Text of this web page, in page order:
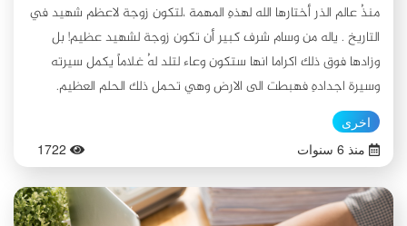
منذُ عالم الذر أختارها الله لهذهِ المهمة ،لتكون زوجة لاعظم شهيد في
التاريخ . ياله من وسام شرف كبير أن تكون زوجة لشهيد عظيم! بل
وزادها فوق ذلك اكراما انها ستكون وعاء لتلد لهُ غلاماً يكمل سيرته
وسيرة اجدادهِ فهبطت الى الارض وهي تحمل ذلك الحلم العظيم.
وماهي الا ساعات ويعلن المسلمون الانتصار وانتهاء حكم أخر ملوك
الفرس. يزد جرد وفي جانب أخر من المعركة يحملون الاسارى من بينهم
بنتان اخر ملوك الفرس يزد جرد لم يبقى من ملكه شيء… هذهِ هي
حالة الدنيا كُل ملك نحو الزوال الا ملك ملك الملوك الذي لايفنى ملكه
ابدا. ابنة يزد جرد تبدو هائمة وسارحة يكاد قلبها يتلظى من الشوق
اخرى
منذ 6 سنوات
1722